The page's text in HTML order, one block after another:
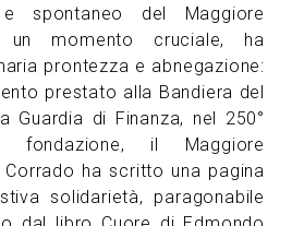
spontaneo del Maggiore
momento cruciale, ha
prontezza e abnegazione:
prestato alla Bandiera del
Guardia di Finanza, nel 250°
fondazione, il Maggiore
Corrado ha scritto una pagina
solidarietà, paragonabile